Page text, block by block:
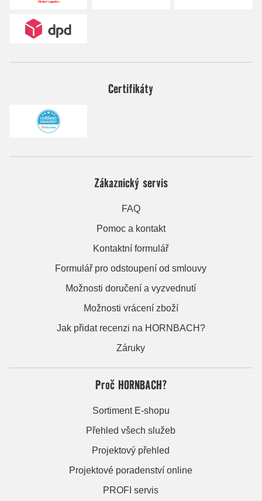
Certifikáty
Zákaznický servis
FAQ
Pomoc a kontakt
Kontaktní formulář
Formulář pro odstoupení od smlouvy
Možnosti doručení a vyzvednutí
Možnosti vrácení zboží
Jak přidat recenzi na HORNBACH?
Záruky
Proč HORNBACH?
Sortiment E-shopu
Přehled všech služeb
Projektový přehled
Projektové poradenství online
PROFI servis